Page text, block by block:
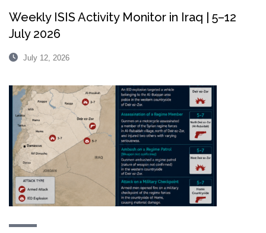
Weekly ISIS Activity Monitor in Iraq | 5–12
July 2026
July 12, 2026